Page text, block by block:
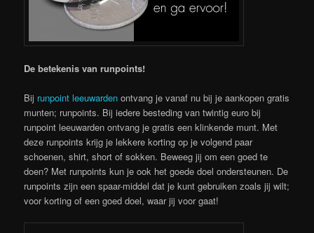
De betekenis van runpoints!
Bij runpoint leeuwarden ontvang je vanaf nu bij je aankopen gratis
munten; runpoints. Bij iedere besteding van twintig euro bij
runpoint leeuwarden ontvang je gratis een klinkende munt. Met
deze runpoints krijg je lekkere korting op je volgend paar
schoenen, shirt, short of sokken. Beweeg jij om een goed te
doen? Met runpoints kun je ook het goede doel ondersteunen. De
runpoints zijn een spaar-middel dat je kunt gebruiken zoals jij wilt;
voor korting of een goed doel, waar jij voor gaat!